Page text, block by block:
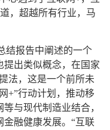
，超越所有行业，马
报告中阐述的一个
出类似概念，在国家
法，这是一个前所未
+”行动计划，推动移
与现代制造业结合，
融健康发展。“互联